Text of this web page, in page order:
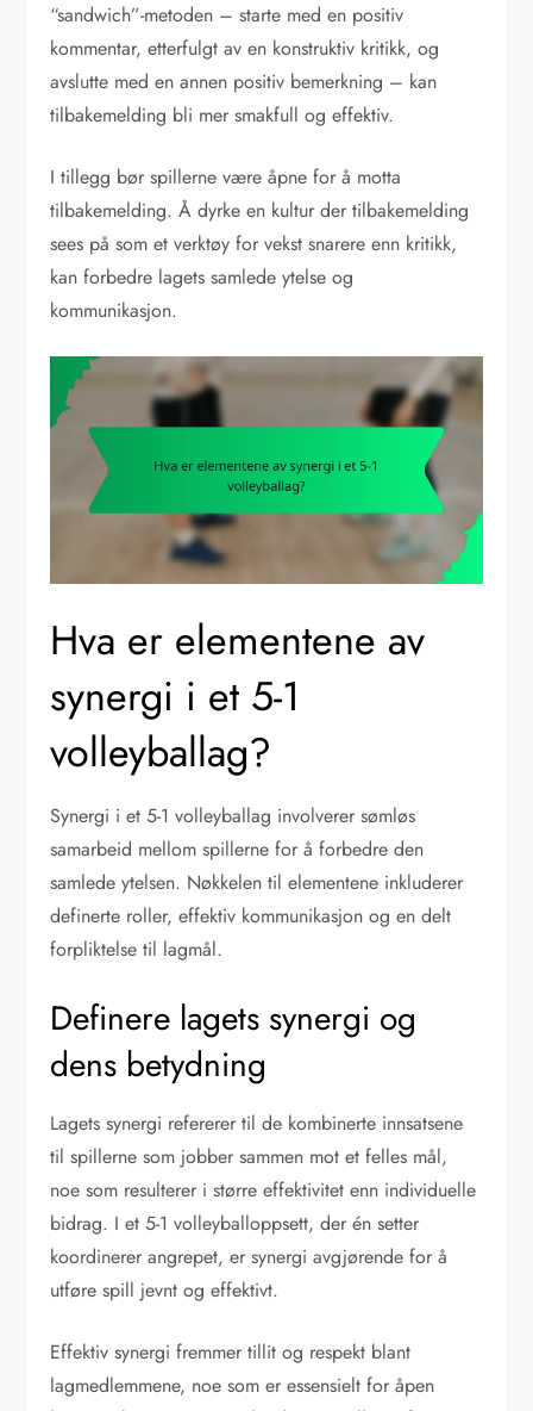
“sandwich”-metoden – starte med en positiv
kommentar, etterfulgt av en konstruktiv kritikk, og
avslutte med en annen positiv bemerkning – kan
tilbakemelding bli mer smakfull og effektiv.
I tillegg bør spillerne være åpne for å motta
tilbakemelding. Å dyrke en kultur der tilbakemelding
sees på som et verktøy for vekst snarere enn kritikk,
kan forbedre lagets samlede ytelse og
kommunikasjon.
Hva er elementene av
synergi i et 5-1
volleyballag?
Synergi i et 5-1 volleyballag involverer sømløs
samarbeid mellom spillerne for å forbedre den
samlede ytelsen. Nøkkelen til elementene inkluderer
definerte roller, effektiv kommunikasjon og en delt
forpliktelse til lagmål.
Definere lagets synergi og
dens betydning
Lagets synergi refererer til de kombinerte innsatsene
til spillerne som jobber sammen mot et felles mål,
noe som resulterer i større effektivitet enn individuelle
bidrag. I et 5-1 volleyballoppsett, der én setter
koordinerer angrepet, er synergi avgjørende for å
utføre spill jevnt og effektivt.
Effektiv synergi fremmer tillit og respekt blant
lagmedlemmene, noe som er essensielt for åpen